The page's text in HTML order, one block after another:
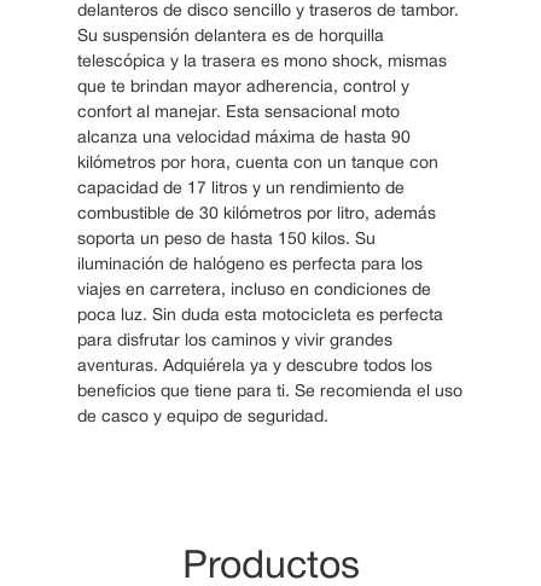
delanteros de disco sencillo y traseros de tambor.
Su suspensión delantera es de horquilla
telescópica y la trasera es mono shock, mismas
que te brindan mayor adherencia, control y
confort al manejar. Esta sensacional moto
alcanza una velocidad máxima de hasta 90
kilómetros por hora, cuenta con un tanque con
capacidad de 17 litros y un rendimiento de
combustible de 30 kilómetros por litro, además
soporta un peso de hasta 150 kilos. Su
iluminación de halógeno es perfecta para los
viajes en carretera, incluso en condiciones de
poca luz. Sin duda esta motocicleta es perfecta
para disfrutar los caminos y vivir grandes
aventuras. Adquiérela ya y descubre todos los
beneficios que tiene para ti. Se recomienda el uso
de casco y equipo de seguridad.
Productos